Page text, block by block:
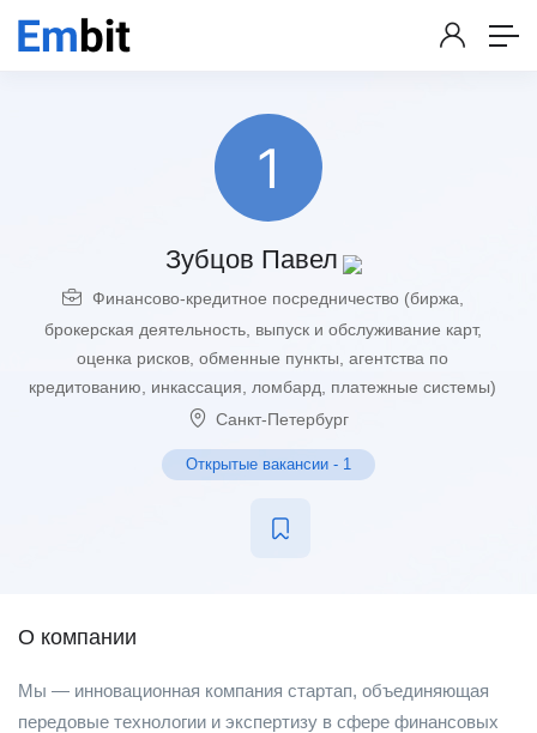
Зубцов Павел
Финансово-кредитное посредничество (биржа,
брокерская деятельность, выпуск и обслуживание карт,
оценка рисков, обменные пункты, агентства по
кредитованию, инкассация, ломбард, платежные системы)
Санкт-Петербург
Открытые вакансии - 1
О компании
Мы — инновационная компания стартап, объединяющая
передовые технологии и экспертизу в сфере финансовых